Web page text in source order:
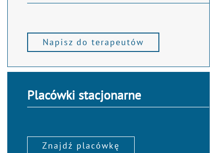
Napisz do terapeutów
Placówki stacjonarne
Znajdź placówkę